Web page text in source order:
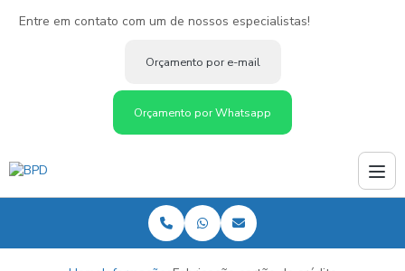
Entre em contato com um de nossos especialistas!
Orçamento por e-mail
Orçamento por Whatsapp